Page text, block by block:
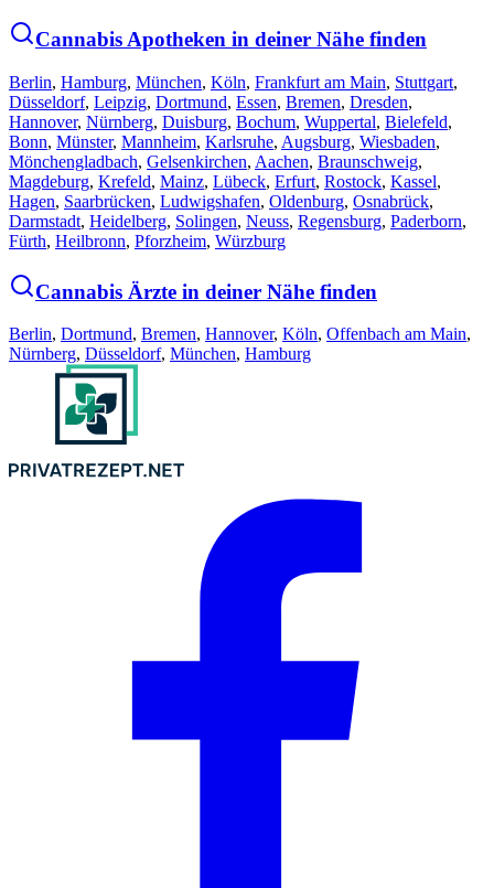
Cannabis Apotheken in deiner Nähe finden
Berlin, Hamburg, München, Köln, Frankfurt am Main, Stuttgart,
Düsseldorf, Leipzig, Dortmund, Essen, Bremen, Dresden,
Hannover, Nürnberg, Duisburg, Bochum, Wuppertal, Bielefeld,
Bonn, Münster, Mannheim, Karlsruhe, Augsburg, Wiesbaden,
Mönchengladbach, Gelsenkirchen, Aachen, Braunschweig,
Magdeburg, Krefeld, Mainz, Lübeck, Erfurt, Rostock, Kassel,
Hagen, Saarbrücken, Ludwigshafen, Oldenburg, Osnabrück,
Darmstadt, Heidelberg, Solingen, Neuss, Regensburg, Paderborn,
Fürth, Heilbronn, Pforzheim, Würzburg
Cannabis Ärzte in deiner Nähe finden
Berlin, Dortmund, Bremen, Hannover, Köln, Offenbach am Main,
Nürnberg, Düsseldorf, München, Hamburg